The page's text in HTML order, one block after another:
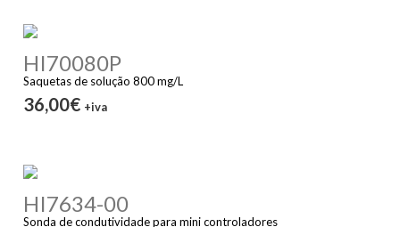
HI70080P
Saquetas de solução 800 mg/L
36,00€ +iva
HI7634-00
Sonda de condutividade para mini controladores